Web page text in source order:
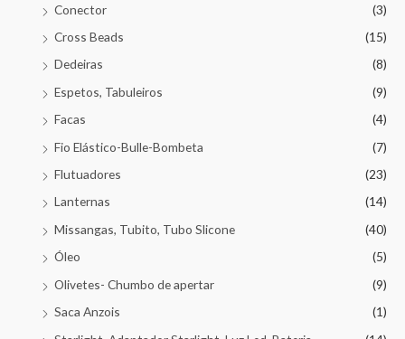
Conector
(3)
Cross Beads
(15)
Dedeiras
(8)
Espetos, Tabuleiros
(9)
Facas
(4)
Fio Elástico-Bulle-Bombeta
(7)
Flutuadores
(23)
Lanternas
(14)
Missangas, Tubito, Tubo Slicone
(40)
Óleo
(5)
Olivetes- Chumbo de apertar
(9)
Saca Anzois
(1)